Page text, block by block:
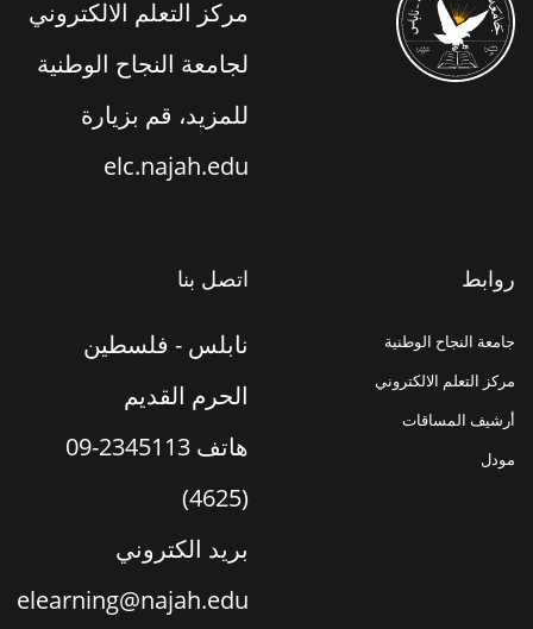
مركز التعلم الالكتروني
لجامعة النجاح الوطنية
للمزيد، قم بزيارة
elc.najah.edu
روابط
جامعة النجاح الوطنية
مركز التعلم الالكتروني
أرشيف المساقات
مودل
اتصل بنا
نابلس - فلسطين
الحرم القديم
هاتف 09-2345113
(4625)
بريد الكتروني
elearning@najah.edu